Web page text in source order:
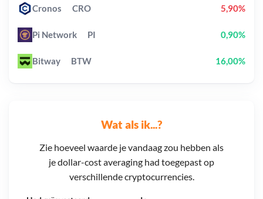
Wat als ik...?
Zie hoeveel waarde je vandaag zou hebben als
je dollar-cost averaging had toegepast op
verschillende cryptocurrencies.
Cronos CRO 5,90%
Pi Network PI 0,90%
Bitway BTW 16,00%